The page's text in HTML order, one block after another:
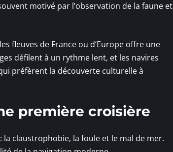
motivé par l’observation de la faune et
fleuves de France ou d’Europe offre une
défilent à un rythme lent, et les navires
préfèrent la découverte culturelle à
première croisière
claustrophobie, la foule et le mal de mer.